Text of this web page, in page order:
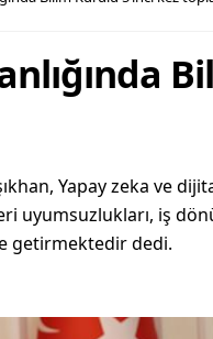
Yapay zeka ve
uyumsuzlukları, iş
getirmektedir dedi.